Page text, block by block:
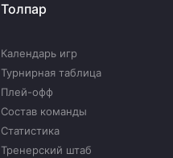
Толпар
Календарь игр
Турнирная таблица
Плей-офф
Состав команды
Статистика
Тренерский штаб